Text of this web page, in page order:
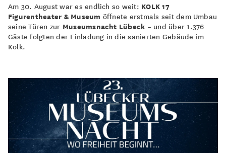
Am 30. August war es endlich so weit: KOLK 17
Figurentheater & Museum öffnete erstmals seit dem Umbau
seine Türen zur Museumsnacht Lübeck – und über 1.376
Gäste folgten der Einladung in die sanierten Gebäude im
Kolk.